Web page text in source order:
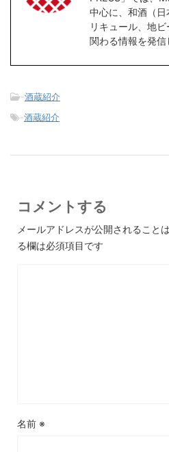
中心に、和酒（日
リキュール、地
関わる情報を発信
-酒蔵紹介
-酒蔵紹介
コメントする
メールアドレスが公開されること
る欄は必須項目です
名前 ※